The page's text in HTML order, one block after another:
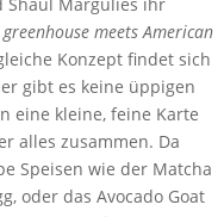
meets American
Konzept findet sich
gibt es keine üppigen
eine kleine, feine Karte
alles zusammen. Da
Speisen wie der Matcha
oder das Avocado Goat